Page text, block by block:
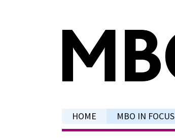
HOME MBO IN FOCUS